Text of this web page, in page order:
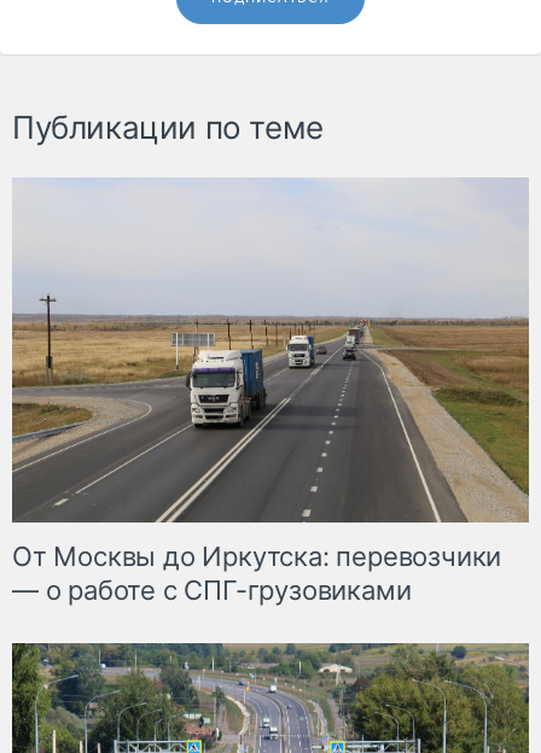
Публикации по теме
От Москвы до Иркутска: перевозчики
— о работе с СПГ-грузовиками